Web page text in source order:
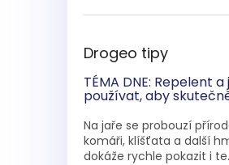
Drogeo tipy
TÉMA DNE: Repelent
používat, aby
Na jaře se probouzí
komáři, klíšťata a další
dokáže rychle pokazit i